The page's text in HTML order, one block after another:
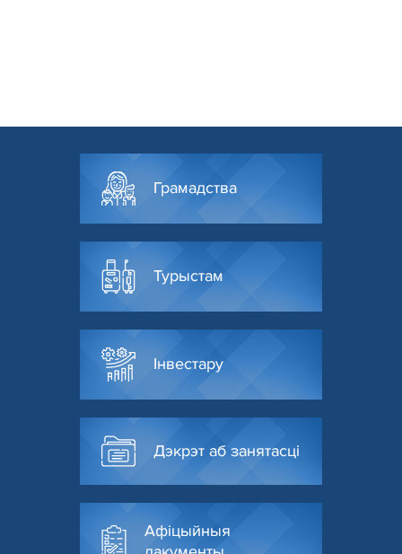
Грамадства
Турыстам
Інвестару
Дэкрэт аб занятасці
Афіцыйныя